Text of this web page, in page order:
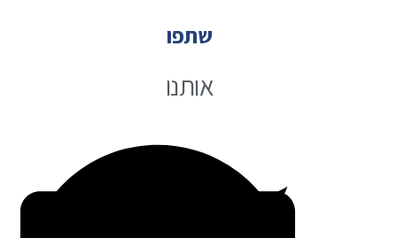
שתפו
אותנו